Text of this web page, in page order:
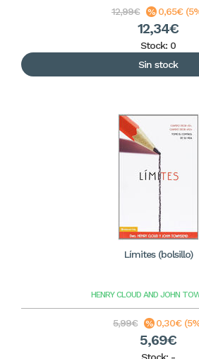
12,99€ 0,65€
12,34€
Stock: 0
Sin stock
Límites (bolsillo)
HENRY CLOUD AND JOHN
5,99€ 0,30€
5,69€